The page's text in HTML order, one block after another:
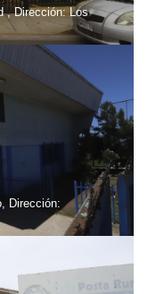
, Dirección: Los
Dirección: